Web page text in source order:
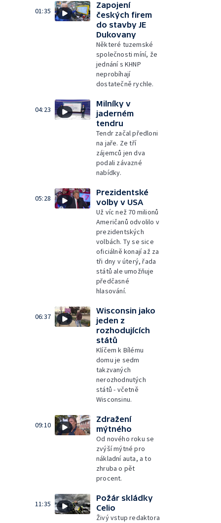
01:35
Zapojení
českých firem
do stavby JE
Dukovany
Některé tuzemské
společnosti míní, že
jednání s KHNP
neprobíhají
dostatečně rychle.
04:23
Milníky v
jaderném
tendru
Tendr začal předloni
na jaře. Ze tří
zájemců jen dva
podali závazné
nabídky.
05:28
Prezidentské
volby v USA
Už víc než 70 milionů
Američanů odvolilo v
prezidentských
volbách. Ty se sice
oficiálně konají až za
tři dny v úterý, řada
států ale umožňuje
předčasné
hlasování.
06:37
Wisconsin jako
jeden z
rozhodujících
států
Klíčem k Bílému
domu je sedm
takzvaných
nerozhodnutých
států - včetně
Wisconsinu.
09:10
Zdražení
mýtného
Od nového roku se
zvýší mýtné pro
nákladní auta, a to
zhruba o pět
procent.
11:35
Požár skládky
Celio
Živý vstup redaktora